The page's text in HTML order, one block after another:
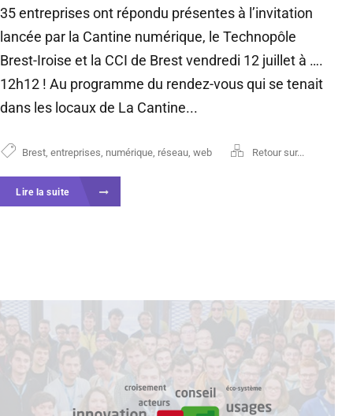
35 entreprises ont répondu présentes à l’invitation
lancée par la Cantine numérique, le Technopôle
Brest-Iroise et la CCI de Brest vendredi 12 juillet à ….
12h12 ! Au programme du rendez-vous qui se tenait
dans les locaux de La Cantine...
Brest entreprises numérique réseau web Retour sur...
Lire la suite